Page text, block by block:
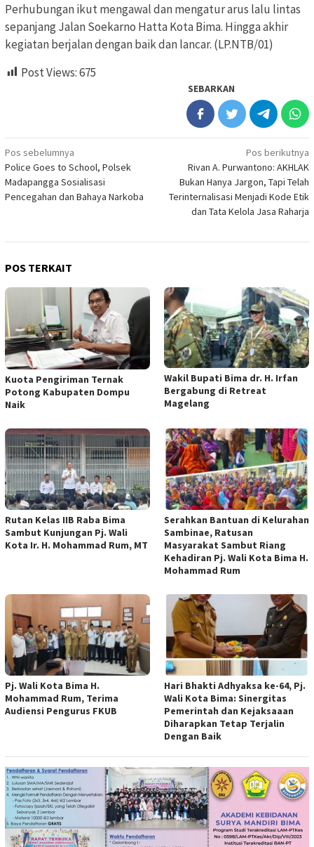
Perhubungan ikut mengawal dan mengatur arus lalu lintas
sepanjang Jalan Soekarno Hatta Kota Bima. Hingga akhir
kegiatan berjalan dengan baik dan lancar. (LP.NTB/01)
Post Views:675
SEBARKAN
Navigasi
pos
Pos sebelumnya
Police Goes to School, Polsek
Madapangga Sosialisasi
Pencegahan dan Bahaya Narkoba
Pos berikutnya
Rivan A. Purwantono: AKHLAK
Bukan Hanya Jargon, Tapi Telah
Terinternalisasi Menjadi Kode Etik
dan Tata Kelola Jasa Raharja
POS TERKAIT
Kuota Pengiriman Ternak
Potong Kabupaten Dompu
Naik
Wakil Bupati Bima dr. H. Irfan
Bergabung di Retreat
Magelang
Rutan Kelas IIB Raba Bima
Sambut Kunjungan Pj. Wali
Kota Ir. H. Mohammad Rum, MT
Serahkan Bantuan di Kelurahan
Sambinae, Ratusan
Masyarakat Sambut Riang
Kehadiran Pj. Wali Kota Bima H.
Mohammad Rum
Pj. Wali Kota Bima H.
Mohammad Rum, Terima
Audiensi Pengurus FKUB
Hari Bhakti Adhyaksa ke-64, Pj.
Wali Kota Bima: Sinergitas
Pemerintah dan Kejaksaaan
Diharapkan Tetap Terjalin
Dengan Baik